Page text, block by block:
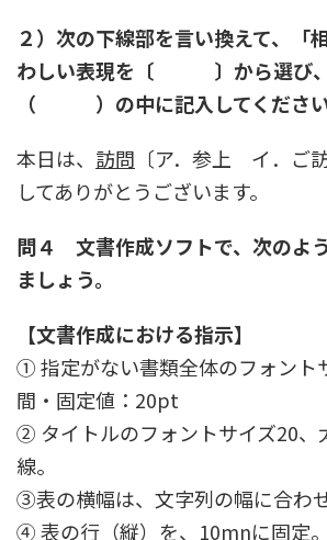
２）次の下線部を言い換えて、「
わしい表現を〔 〕から選び、
（ ）の中に記入してください
本日は、 訪問 〔ア．参上 イ．ご
してありがとうございます。
問４ 文書作成ソフトで、次のよ
ましょう。
【文書作成における指示】
① 指定がない書類全体のフォント
間・固定値：20pt
② タイトルのフォントサイズ20、
線。
③表の横幅は、文字列の幅に合わせ
④ 表の行（縦）を、10mnに固定。